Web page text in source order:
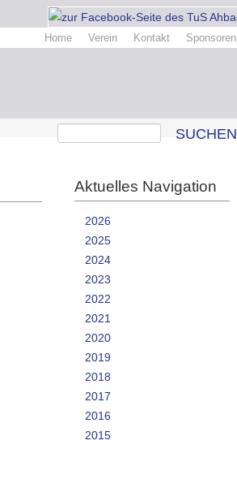
Home Verein Kontakt Sponsoren
SUCHEN
Aktuelles Navigation
2026
2025
2024
2023
2022
2021
2020
2019
2018
2017
2016
2015